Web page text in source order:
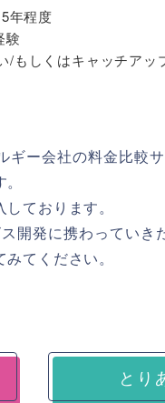
年程度
験
/もしくはキャッチアッ
ギー会社の料金比較
ております。
開発に携わっていき
てください。
とり